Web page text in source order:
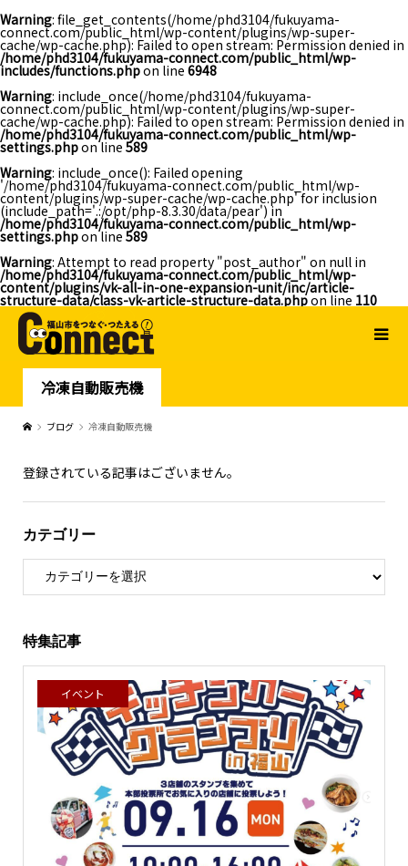
Warning: file_get_contents(/home/phd3104/fukuyama-
connect.com/public_html/wp-content/plugins/wp-super-
cache/wp-cache.php): Failed to open stream: Permission denied in
/home/phd3104/fukuyama-connect.com/public_html/wp-
includes/functions.phpon line 6948
Warning: include_once(/home/phd3104/fukuyama-
connect.com/public_html/wp-content/plugins/wp-super-
cache/wp-cache.php): Failed to open stream: Permission denied in
/home/phd3104/fukuyama-connect.com/public_html/wp-
settings.phpon line 589
Warning: include_once(): Failed opening
'/home/phd3104/fukuyama-connect.com/public_html/wp-
content/plugins/wp-super-cache/wp-cache.php' for inclusion
(include_path='.:/opt/php-8.3.30/data/pear') in
/home/phd3104/fukuyama-connect.com/public_html/wp-
settings.phpon line 589
Warning: Attempt to read property "post_author" on null in
/home/phd3104/fukuyama-connect.com/public_html/wp-
content/plugins/vk-all-in-one-expansion-unit/inc/article-
structure-data/class-vk-article-structure-data.phpon line 110
冷凍自動販売機
ブログ 冷凍自動販売機
登録されている記事はございません。
カテゴリー
特集記事
イベント